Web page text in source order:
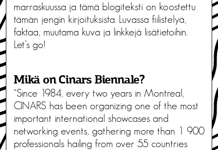
marraskuussa ja tämä blogiteksti on koostettu
tämän jengin kirjoituksista. Luvassa fiilistelyä,
faktaa, muutama kuva ja linkkejä lisätietoihin.
Let’s go!
Mikä on Cinars Biennale?
“Since 1984, every two years in Montreal,
CINARS has been organizing one of the most
important international showcases and
networking events, gathering more than 1 900
professionals hailing from over 55 countries